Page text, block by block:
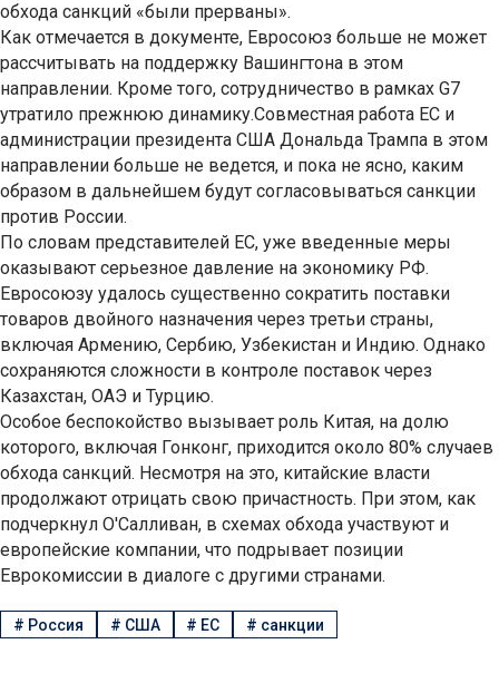
обхода санкций «были прерваны».
Как отмечается в документе, Евросоюз больше не может
рассчитывать на поддержку Вашингтона в этом
направлении. Кроме того, сотрудничество в рамках G7
утратило прежнюю динамику.Совместная работа ЕС и
администрации президента США Дональда Трампа в этом
направлении больше не ведется, и пока не ясно, каким
образом в дальнейшем будут согласовываться санкции
против России.
По словам представителей ЕС, уже введенные меры
оказывают серьезное давление на экономику РФ.
Евросоюзу удалось существенно сократить поставки
товаров двойного назначения через третьи страны,
включая Армению, Сербию, Узбекистан и Индию. Однако
сохраняются сложности в контроле поставок через
Казахстан, ОАЭ и Турцию.
Особое беспокойство вызывает роль Китая, на долю
которого, включая Гонконг, приходится около 80% случаев
обхода санкций. Несмотря на это, китайские власти
продолжают отрицать свою причастность. При этом, как
подчеркнул О'Салливан, в схемах обхода участвуют и
европейские компании, что подрывает позиции
Еврокомиссии в диалоге с другими странами.
# Россия # США # ЕС # санкции